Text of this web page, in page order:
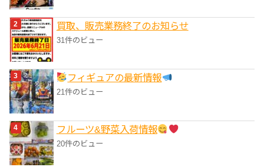
買取、販売業務終了のお知らせ
31件のビュー
フィギュアの最新情報
21件のビュー
フルーツ&野菜入荷情報
20件のビュー